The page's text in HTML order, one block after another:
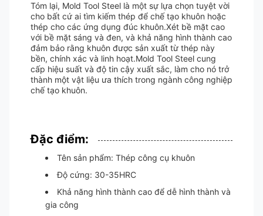
Tóm lại, Mold Tool Steel là một sự lựa chọn tuyệt vời
cho bất cứ ai tìm kiếm thép để chế tạo khuôn hoặc
thép cho các ứng dụng đúc khuôn.Xét bề mặt cao
với bề mặt sáng và đen, và khả năng hình thành cao
đảm bảo rằng khuôn được sản xuất từ thép này
bền, chính xác và linh hoạt.Mold Tool Steel cung
cấp hiệu suất và độ tin cậy xuất sắc, làm cho nó trở
thành một vật liệu ưa thích trong ngành công nghiệp
chế tạo khuôn.
Đặc điểm:
Tên sản phẩm: Thép công cụ khuôn
Độ cứng: 30-35HRC
Khả năng hình thành cao để dễ hình thành và
gia công